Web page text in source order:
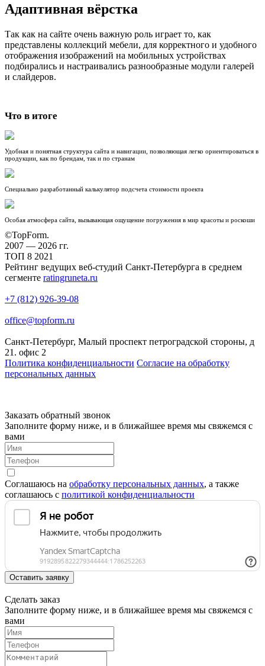
Адаптивная вёрстка
Так как на сайте очень важную роль играет то, как
представлены коллекций мебели, для корректного и удобного
отображения изображений на мобильных устройствах
подбирались и настраивались разнообразные модули галерей
и слайдеров.
Что в итоге
Удобная и понятная структура сайта и навигации, позволяющая легко ориентироваться в
продукции, как по брендам, так и по странам
Специально разработанный калькулятор подсчета стоимости проекта
Особая атмосфера сайта, вызывающая ощущение погружения в мир красоты и роскоши
©TopForm.
2007 — 2026 гг.
ТОП 8 2021
Рейтинг ведущих веб-студий Санкт-Петербурга в среднем
сегменте ratingruneta.ru
+7 (812) 926-39-08
office@topform.ru
Санкт-Петербург, Малый проспект петроградской стороны, д
21. офис 2
Политика конфиденциальности Согласие на обработку
персональных данных
Заказать обратный звонок
Заполните форму ниже, и в ближайшее время мы свяжемся с
вами
Соглашаюсь на обработку персональных данных, а также
соглашаюсь c политикой конфиденциальности
Оставить заявку
Сделать заказ
Заполните форму ниже, и в ближайшее время мы свяжемся с
вами